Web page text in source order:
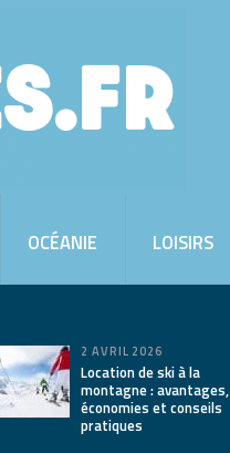
OCÉANIE LOISIRS
2 AVRIL 2026
Location de ski à la
montagne : avantages,
économies et conseils
pratiques